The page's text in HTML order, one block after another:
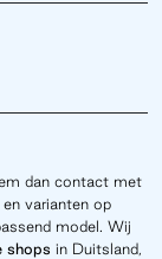
dan contact met
varianten op
model. Wij
shops in Duitsland,